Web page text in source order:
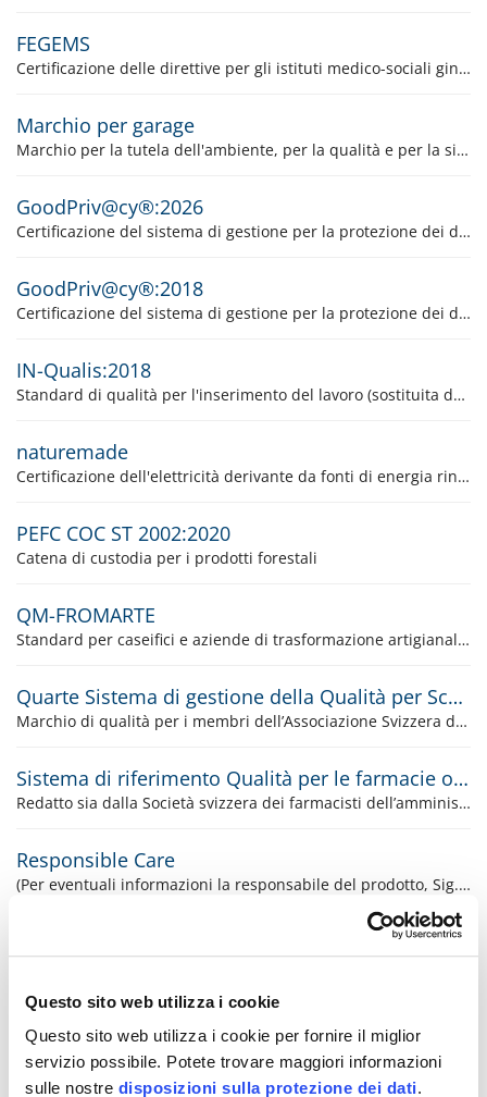
Questo sito web utilizza i cookie
Questo sito web utilizza i cookie per fornire il miglior
servizio possibile. Potete trovare maggiori informazioni
sulle nostre disposizioni sulla protezione dei dati.
FEGEMS
Certificazione delle direttive per gli istituti medico-sociali ginevrini e membri della FEGEMS.
Marchio per garage
Marchio per la tutela dell'ambiente, per la qualità e per la sicurezza sulla base di ISO 14024
GoodPriv@cy®:2026
Certificazione del sistema di gestione per la protezione dei dati
GoodPriv@cy®:2018
Certificazione del sistema di gestione per la protezione dei dati (A decorrere dal 30 aprile 2029, la norma GoodPriv@cy®:2018 non sarà più valida e verrà sostituita dalla GoodPriv@cy®:2026)
IN-Qualis:2018
Standard di qualità per l'inserimento del lavoro (sostituita dalla versione IN-Qualis:2024. Il periodo di transizione dei certificati è valido fino al 30 settembre 2028)
naturemade
Certificazione dell'elettricità derivante da fonti di energia rinnovabili secondo il marchio VUE
PEFC COC ST 2002:2020
Catena di custodia per i prodotti forestali
QM-FROMARTE
Standard per caseifici e aziende di trasformazione artigianale del latte
Quarte Sistema di gestione della Qualità per Scuole di Musica
Marchio di qualità per i membri dell’Associazione Svizzera delle Scuole di Musica
Sistema di riferimento Qualità per le farmacie ospedaliere RQS Edizione 2.1
Redatto sia dalla Società svizzera dei farmacisti dell’amministrazione e degli ospedali (GSASA) sia dall’Agenzia per la promozione e valutazione della qualità nel settore sanitario (APEQ).
Responsible Care
(Per eventuali informazioni la responsabile del prodotto, Sig.ra Paola Guccione, sarà a vostra disposizione.)
Swiss R-PET Label